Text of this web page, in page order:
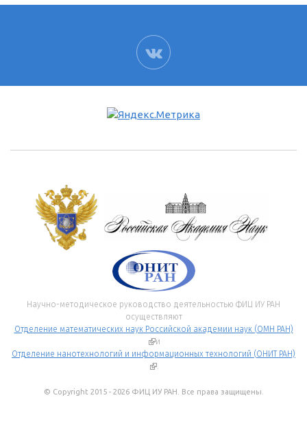
ВК
Научно-методическое руководство деятельностью ФИЦ ИУ РАН
осуществляют
Отделение математических наук Российской академии наук (ОМН РАН)
(внешняя ссылка)
и
Отделение нанотехнологий и информационных технологий (ОНИТ РАН)
(внешняя ссылка)
© Copyright 2015 - 2026 ФИЦ ИУ РАН. Все права защищены.